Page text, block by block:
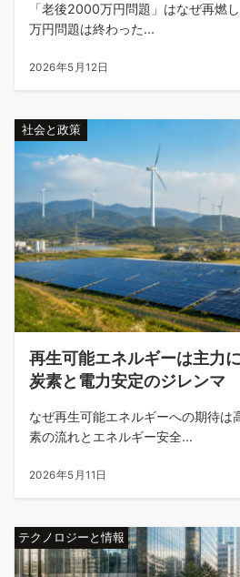
「老後2000万円問題」はなぜ再燃
万円問題は終わった...
2026年5月12日
社会と政策
再生可能エネルギーは主力
炭素と電力安定のジレンマ
なぜ再生可能エネルギーへの期待は
素の流れとエネルギー安全...
2026年5月11日
テクノロジーと情報